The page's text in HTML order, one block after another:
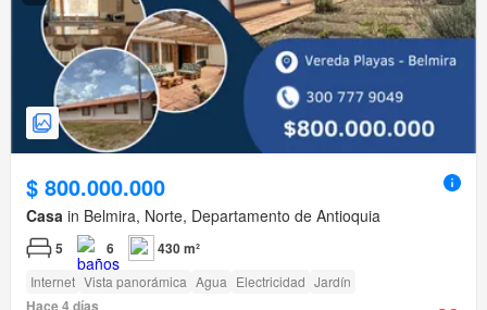
$ 800.000.000
Casa in Belmira, Norte, Departamento de Antioquia
5 6 430 m²
Internet Vista panorámica Agua Electricidad Jardín
Hace 4 días